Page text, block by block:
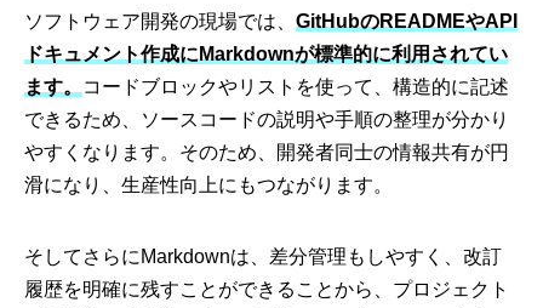
ソフトウェア開発の現場では、 GitHubのREADMEやAPI
ドキュメント作成にMarkdownが標準的に利用されてい
ます。
コードブロックやリストを使って、構造的に記述
できるため、ソースコードの説明や手順の整理が分かり
やすくなります。そのため、開発者同士の情報共有が円
滑になり、生産性向上にもつながります。
そしてさらにMarkdownは、差分管理もしやすく、改訂
履歴を明確に残すことができることから、プロジェクト